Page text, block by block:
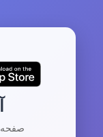
صفحه 1 از 343 | مجموع 3427 آرشیو